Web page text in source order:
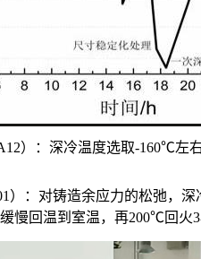
）：深冷温度选取-160℃
）：对铸造余应力的松弛，
慢回温到室温，再200℃回火3